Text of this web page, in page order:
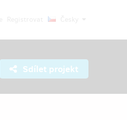
Sdílet projekt